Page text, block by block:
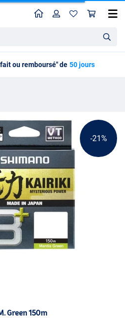
HomeProfil
ou remboursé" de 50 jours
Tresse Shimano Kairiki 8+ M. Green 150m
-21%
Green 150m